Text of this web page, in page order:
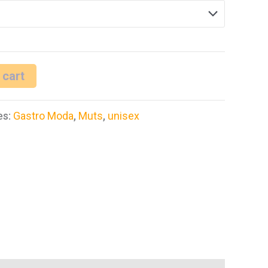
cart
Gastro Moda, Muts, unisex